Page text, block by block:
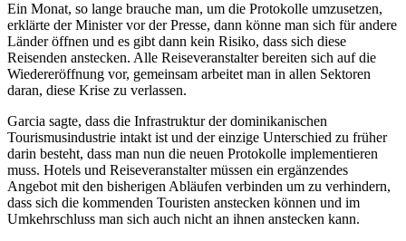
Ein Monat, so lange brauche man, um die Protokolle umzusetzen,
erklärte der Minister vor der Presse, dann könne man sich für andere
Länder öffnen und es gibt dann kein Risiko, dass sich diese
Reisenden anstecken. Alle Reiseveranstalter bereiten sich auf die
Wiedereröffnung vor, gemeinsam arbeitet man in allen Sektoren
daran, diese Krise zu verlassen.
Garcia sagte, dass die Infrastruktur der dominikanischen
Tourismusindustrie intakt ist und der einzige Unterschied zu früher
darin besteht, dass man nun die neuen Protokolle implementieren
muss. Hotels und Reiseveranstalter müssen ein ergänzendes
Angebot mit den bisherigen Abläufen verbinden um zu verhindern,
dass sich die kommenden Touristen anstecken können und im
Umkehrschluss man sich auch nicht an ihnen anstecken kann.